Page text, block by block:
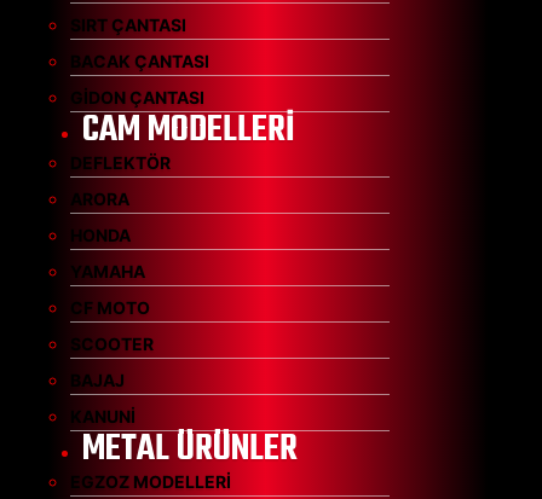
SIRT ÇANTASI
BACAK ÇANTASI
GİDON ÇANTASI
CAM MODELLERİ
DEFLEKTÖR
ARORA
HONDA
YAMAHA
CF MOTO
SCOOTER
BAJAJ
KANUNİ
METAL ÜRÜNLER
EGZOZ MODELLERİ